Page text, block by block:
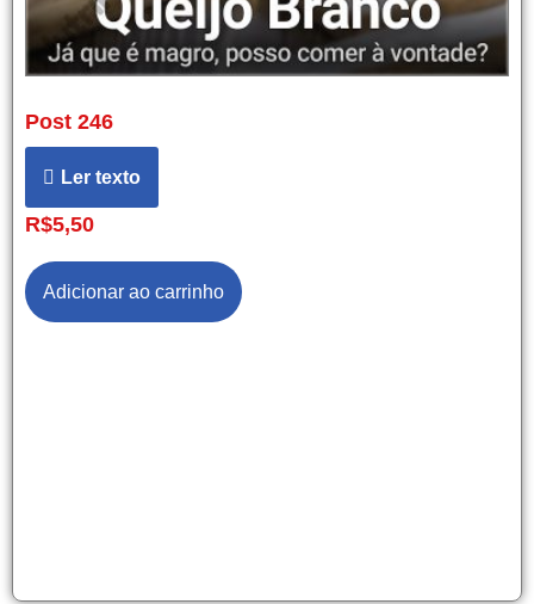
Post 246
Ler texto
R$5,50
Adicionar ao carrinho